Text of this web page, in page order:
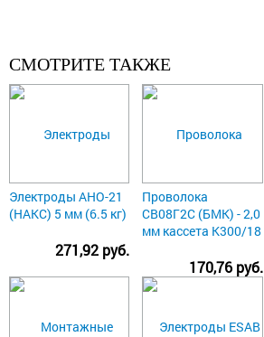
СМОТРИТЕ ТАКЖЕ
Электроды АНО-21
(НАКС) 5 мм (6.5 кг)
271,92 руб.
Проволока
СВ08Г2С (БМК) - 2,0
мм кассета К300/18
170,76 руб.